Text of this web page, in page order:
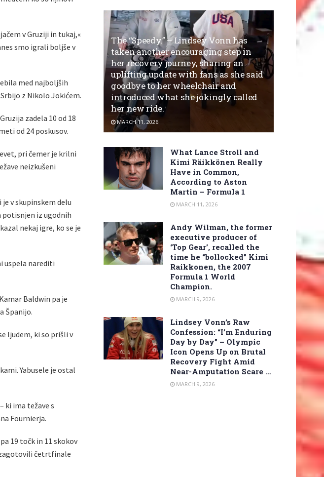
v Gruziji in tukaj,«
smo igrali boljše v
med najboljših
z Nikolo Jokićem.
zadela 10 od 18
od 24 poskusov.
pri čemer je krilni
neizkušeni
v skupinskem delu
potisnjen iz ugodnih
nekaj igre, ko se je
uspela narediti
Baldwin pa je
Španijo.
ljudem, ki so prišli v
Yabusele je ostal
ki ima težave s
Fournierja.
19 točk in 11 skokov
zagotovili četrtfinale
The “Speedy.” – Lindsey Vonn has
taken another encouraging step in
her recovery journey, sharing an
uplifting update with fans as she said
goodbye to her wheelchair and
introduced what she jokingly called
her new ride.
MARCH 11, 2026
What Lance Stroll and
Kimi Räikkönen Really
Have in Common,
According to Aston
Martin – Formula 1
MARCH 11, 2026
Andy Wilman, the former
executive producer of
‘Top Gear’, recalled the
time he “bollocked” Kimi
Raikkonen, the 2007
Formula 1 World
Champion.
MARCH 9, 2026
Lindsey Vonn’s Raw
Confession: “I’m Enduring
Day by Day” – Olympic
Icon Opens Up on Brutal
Recovery Fight Amid
Near-Amputation Scare …
MARCH 9, 2026